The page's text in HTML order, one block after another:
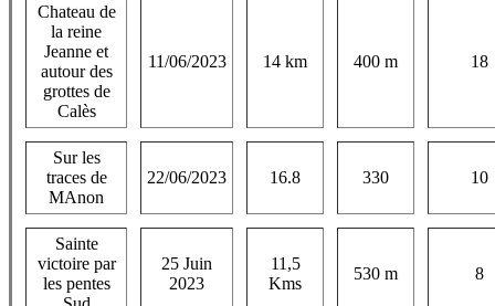
Chateau de
la reine
Jeanne et
autour des
grottes de
Calès
11/06/2023 14 km 400 m 18
Sur les
traces de
MAnon
22/06/2023 16.8 330 10
Sainte
victoire par
les pentes
25 Juin
2023
11,5
Kms
530 m 8